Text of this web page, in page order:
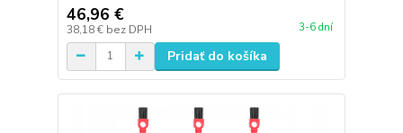
46,96 €
38,18 € bez DPH 3-6 dní
Pridať do košíka